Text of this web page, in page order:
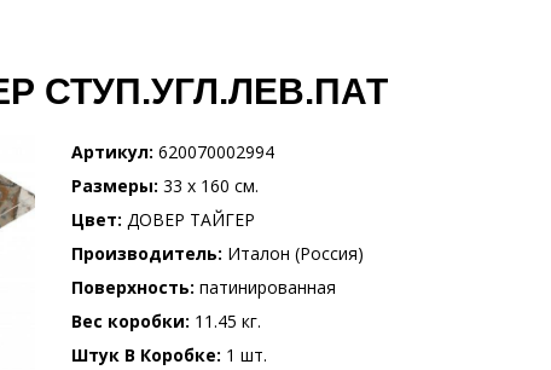
СТУП.УГЛ.ЛЕВ.ПАТ
Артикул 620070002994
Размеры 33 x 160 см.
Цвет ДОВЕР ТАЙГЕР
Производитель Италон (Россия)
Поверхность патинированная
Вес коробки 11.45 кг.
Штук В Коробке 1 шт.